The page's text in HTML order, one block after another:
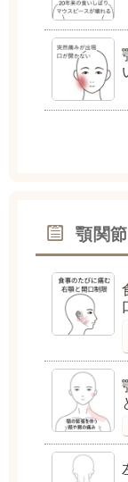
顎関